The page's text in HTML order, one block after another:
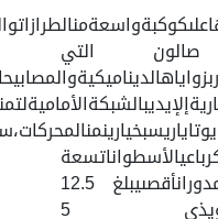
التي
1.3 لترقوة 98 حصاناًوعزمدورانأقصىيبلغ 12.5
كلجمتر،ويقترنإمابناقلحركةيدويذي 5